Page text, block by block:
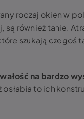
rodzaj okien w
są również tanie.
szukają
na bardzo
to ich